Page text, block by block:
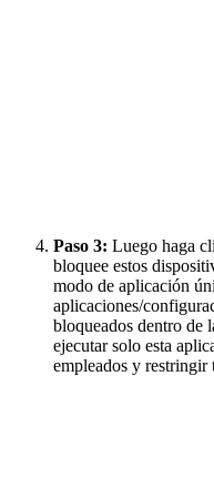
Paso 3: Luego haga
bloquee estos
modo de aplicación
aplicaciones/
bloqueados dentro de
ejecutar solo esta
empleados y restringir